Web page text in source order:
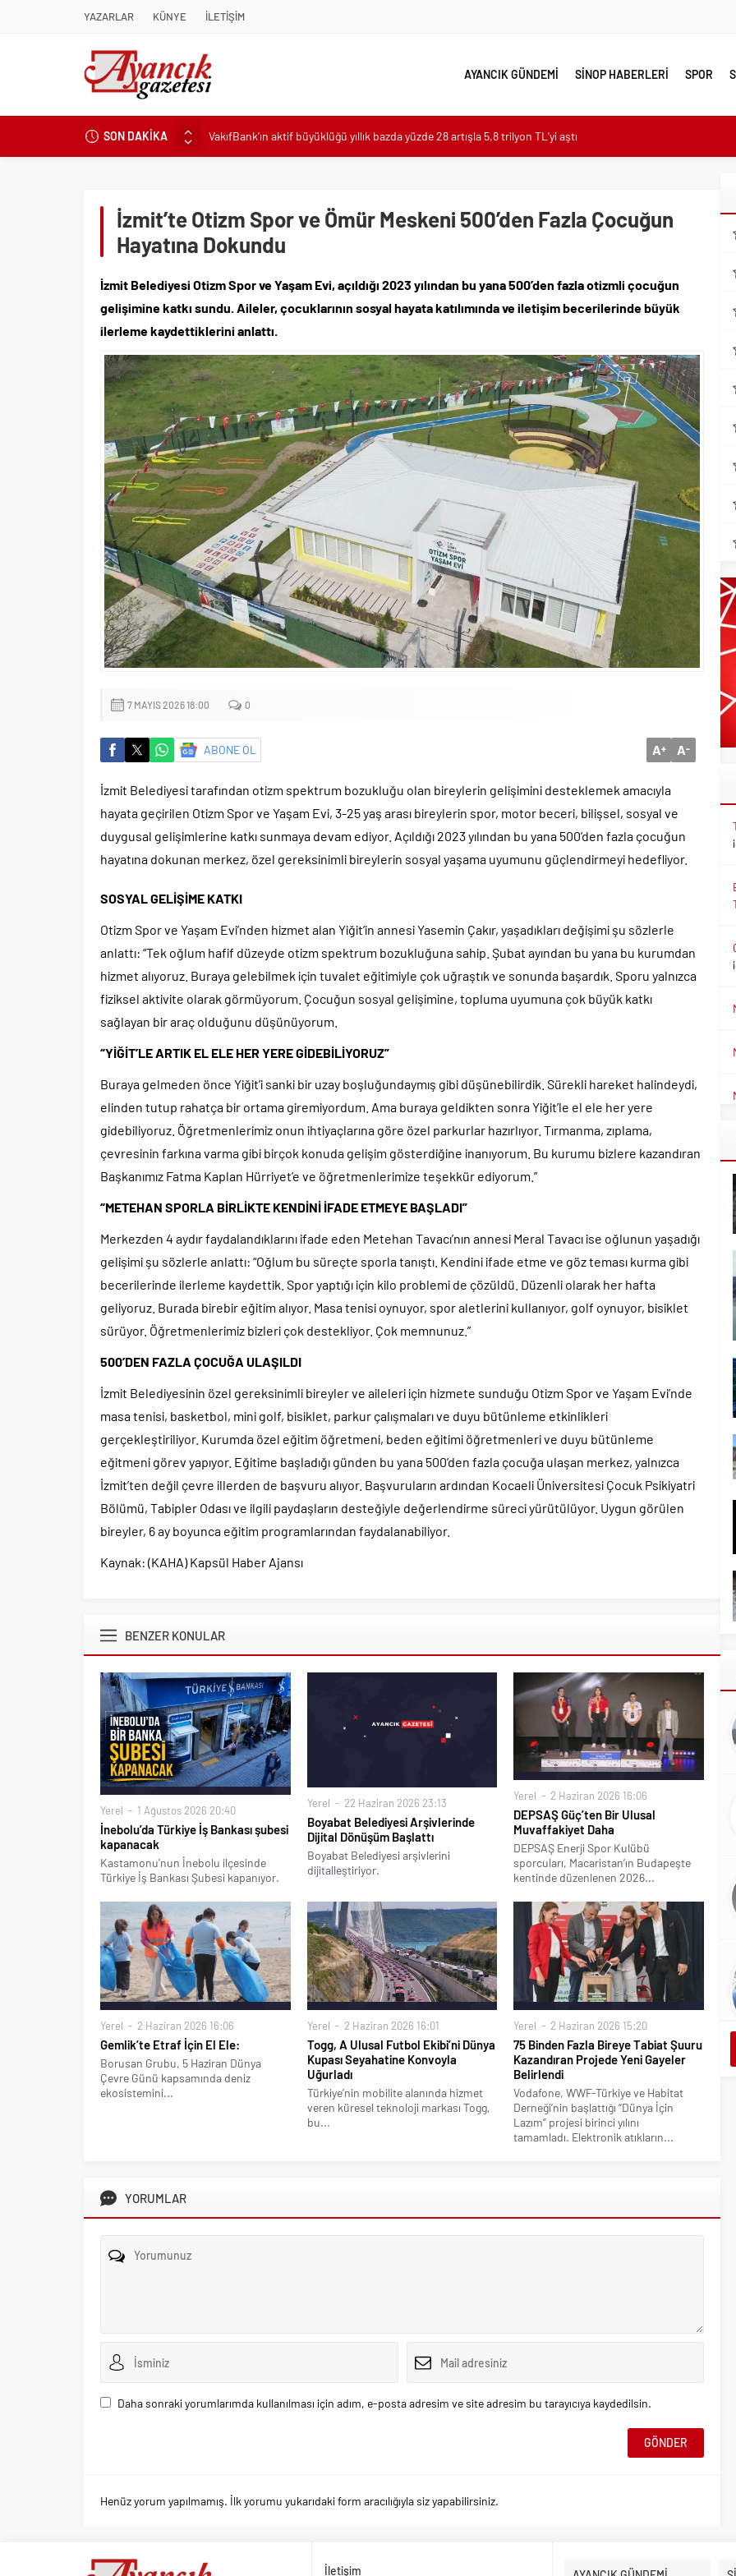
YAZARLAR KÜNYE İLETİŞİM
AYANCIK GÜNDEMİ SİNOP HABERLERİ SPOR
SON DAKİKA
VakıfBank’ın aktif büyüklüğü yıllık bazda yüzde 28 artışla 5,8 trilyon TL’yi aştı
İzmit istikameti trafiğe kapatılacak: Başiskele Kavşağı’nda gece çalışması
Mersin’den Kemer’e uzanan tercih yolculuğu
Kırgız Cumhuriyeti Antalya Başkonsolosu Başkan Vekili Özdemir’i ziyaret etti
Başkan Denizli’den Çeşme’nin Yerel Değerlerine Tarımsal Destek
Başkan Denizli’den Çeşme’nin Yerel Değerlerine Tarımsal Destek
Sığacık’tan güçlü mesaj: “Deniz bizim, Sığacık hepimizin”
Maltepe’de çocuklar kitapların renkli dünyasında buluştu
İzmit’te Otizm Spor ve Ömür Meskeni 500’den Fazla Çocuğun
Hayatına Dokundu
İzmit Belediyesi Otizm Spor ve Yaşam Evi, açıldığı 2023 yılından bu yana 500’den fazla otizmli çocuğun
gelişimine katkı sundu. Aileler, çocuklarının sosyal hayata katılımında ve iletişim becerilerinde büyük
ilerleme kaydettiklerini anlattı.
7 MAYIS 2026 18:00 0
ABONE OL A+ A-
İzmit Belediyesi tarafından otizm spektrum bozukluğu olan bireylerin gelişimini desteklemek amacıyla
hayata geçirilen Otizm Spor ve Yaşam Evi, 3-25 yaş arası bireylerin spor, motor beceri, bilişsel, sosyal ve
duygusal gelişimlerine katkı sunmaya devam ediyor. Açıldığı 2023 yılından bu yana 500’den fazla çocuğun
hayatına dokunan merkez, özel gereksinimli bireylerin sosyal yaşama uyumunu güçlendirmeyi hedefliyor.
SOSYAL GELİŞİME KATKI
Otizm Spor ve Yaşam Evi’nden hizmet alan Yiğit’in annesi Yasemin Çakır, yaşadıkları değişimi şu sözlerle
anlattı: “Tek oğlum hafif düzeyde otizm spektrum bozukluğuna sahip. Şubat ayından bu yana bu kurumdan
hizmet alıyoruz. Buraya gelebilmek için tuvalet eğitimiyle çok uğraştık ve sonunda başardık. Sporu yalnızca
fiziksel aktivite olarak görmüyorum. Çocuğun sosyal gelişimine, topluma uyumuna çok büyük katkı
sağlayan bir araç olduğunu düşünüyorum.
“YİĞİT’LE ARTIK EL ELE HER YERE GİDEBİLİYORUZ”
Buraya gelmeden önce Yiğit’i sanki bir uzay boşluğundaymış gibi düşünebilirdik. Sürekli hareket halindeydi,
elinden tutup rahatça bir ortama giremiyordum. Ama buraya geldikten sonra Yiğit’le el ele her yere
gidebiliyoruz. Öğretmenlerimiz onun ihtiyaçlarına göre özel parkurlar hazırlıyor. Tırmanma, zıplama,
çevresinin farkına varma gibi birçok konuda gelişim gösterdiğine inanıyorum. Bu kurumu bizlere kazandıran
Başkanımız Fatma Kaplan Hürriyet’e ve öğretmenlerimize teşekkür ediyorum.”
“METEHAN SPORLA BİRLİKTE KENDİNİ İFADE ETMEYE BAŞLADI”
Merkezden 4 aydır faydalandıklarını ifade eden Metehan Tavacı’nın annesi Meral Tavacı ise oğlunun yaşadığı
gelişimi şu sözlerle anlattı: “Oğlum bu süreçte sporla tanıştı. Kendini ifade etme ve göz teması kurma gibi
becerilerinde ilerleme kaydettik. Spor yaptığı için kilo problemi de çözüldü. Düzenli olarak her hafta
geliyoruz. Burada birebir eğitim alıyor. Masa tenisi oynuyor, spor aletlerini kullanıyor, golf oynuyor, bisiklet
sürüyor. Öğretmenlerimiz bizleri çok destekliyor. Çok memnunuz.”
500’DEN FAZLA ÇOCUĞA ULAŞILDI
İzmit Belediyesinin özel gereksinimli bireyler ve aileleri için hizmete sunduğu Otizm Spor ve Yaşam Evi’nde
masa tenisi, basketbol, mini golf, bisiklet, parkur çalışmaları ve duyu bütünleme etkinlikleri
gerçekleştiriliyor. Kurumda özel eğitim öğretmeni, beden eğitimi öğretmenleri ve duyu bütünleme
eğitmeni görev yapıyor. Eğitime başladığı günden bu yana 500’den fazla çocuğa ulaşan merkez, yalnızca
İzmit’ten değil çevre illerden de başvuru alıyor. Başvuruların ardından Kocaeli Üniversitesi Çocuk Psikiyatri
Bölümü, Tabipler Odası ve ilgili paydaşların desteğiyle değerlendirme süreci yürütülüyor. Uygun görülen
bireyler, 6 ay boyunca eğitim programlarından faydalanabiliyor.
Kaynak: (KAHA) Kapsül Haber Ajansı
BENZER KONULAR
Yerel 1 Ağustos 2026 20:40
İnebolu’da Türkiye İş Bankası şubesi
kapanacak
Kastamonu'nun İnebolu ilçesinde
Türkiye İş Bankası Şubesi kapanıyor.
Yerel 22 Haziran 2026 23:13
Boyabat Belediyesi Arşivlerinde
Dijital Dönüşüm Başlattı
Boyabat Belediyesi arşivlerini
dijitalleştiriyor.
Yerel 2 Haziran 2026 16:06
DEPSAŞ Güç’ten Bir Ulusal
Muvaffakiyet Daha
DEPSAŞ Enerji Spor Kulübü
sporcuları, Macaristan’ın Budapeşte
kentinde düzenlenen 2026...
Yerel 2 Haziran 2026 16:06
Gemlik’te Etraf İçin El Ele:
Borusan Grubu, 5 Haziran Dünya
Çevre Günü kapsamında deniz
ekosistemini...
Yerel 2 Haziran 2026 16:01
Togg, A Ulusal Futbol Ekibi’ni Dünya
Kupası Seyahatine Konvoyla
Uğurladı
Türkiye’nin mobilite alanında hizmet
veren küresel teknoloji markası Togg,
bu...
Yerel 2 Haziran 2026 15:20
75 Binden Fazla Bireye Tabiat Şuuru
Kazandıran Projede Yeni Gayeler
Belirlendi
Vodafone, WWF-Türkiye ve Habitat
Derneği’nin başlattığı “Dünya İçin
Lazım” projesi birinci yılını
tamamladı. Elektronik atıkların...
YORUMLAR
Daha sonraki yorumlarımda kullanılması için adım, e-posta adresim ve site adresim bu tarayıcıya kaydedilsin.
Henüz yorum yapılmamış. İlk yorumu yukarıdaki form aracılığıyla siz yapabilirsiniz.
İletişim